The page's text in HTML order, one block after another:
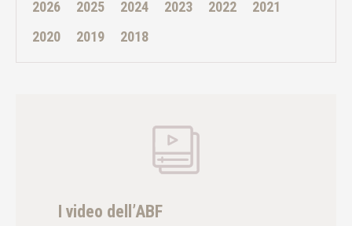
2026 2025 2024 2023 2022
2021
2020
2019 2018
I video dell’ABF